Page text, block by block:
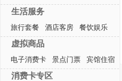
生活服务
旅行套餐 酒店客房 餐饮娱乐
虚拟商品
电子消费卡 景点门票 宾馆住宿
消费卡专区
最近浏览产品